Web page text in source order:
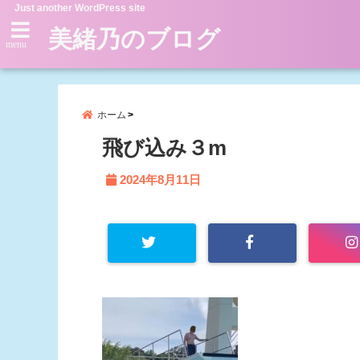
Just another WordPress site
menu 美緒乃のブログ
ホーム
飛び込み３m
2024年8月11日